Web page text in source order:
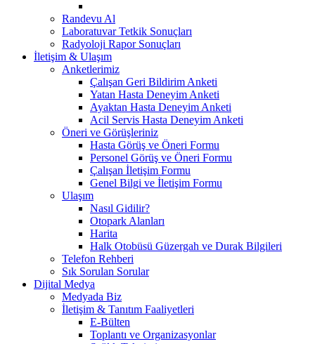
Randevu Al
Laboratuvar Tetkik Sonuçları
Radyoloji Rapor Sonuçları
İletişim & Ulaşım
Anketlerimiz
Çalışan Geri Bildirim Anketi
Yatan Hasta Deneyim Anketi
Ayaktan Hasta Deneyim Anketi
Acil Servis Hasta Deneyim Anketi
Öneri ve Görüşleriniz
Hasta Görüş ve Öneri Formu
Personel Görüş ve Öneri Formu
Çalışan İletişim Formu
Genel Bilgi ve İletişim Formu
Ulaşım
Nasıl Gidilir?
Otopark Alanları
Harita
Halk Otobüsü Güzergah ve Durak Bilgileri
Telefon Rehberi
Sık Sorulan Sorular
Dijital Medya
Medyada Biz
İletişim & Tanıtım Faaliyetleri
E-Bülten
Toplantı ve Organizasyonlar